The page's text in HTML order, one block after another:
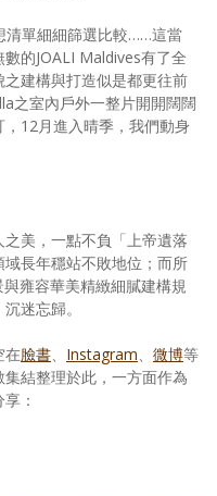
清單細細篩選比較……這當
的JOALI Maldives有了全
建構與打造似是都更往前
之室內戶外一整片開開闊闊
12月進入晴季，我們動身
美，一點不負「上帝遺落
長年穩站不敗地位；而所
雍容華美精緻細膩建構規
迷忘歸。
在臉書、 Instagram、 微博等
結整理於此，一方面作為
：